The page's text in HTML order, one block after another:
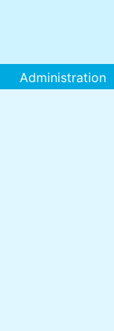
Administration